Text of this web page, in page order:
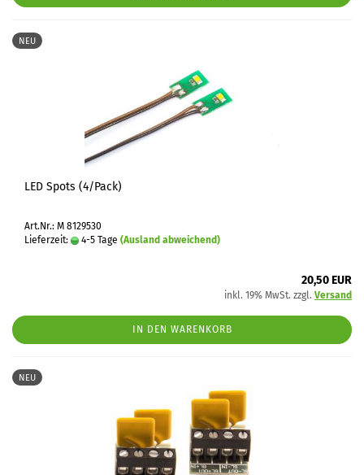
NEU
LED Spots (4/Pack)
Art.Nr.: M 8129530
Lieferzeit:
4-5 Tage (Ausland abweichend)
20,50 EUR
inkl. 19% MwSt. zzgl. Versand
IN DEN WARENKORB
NEU